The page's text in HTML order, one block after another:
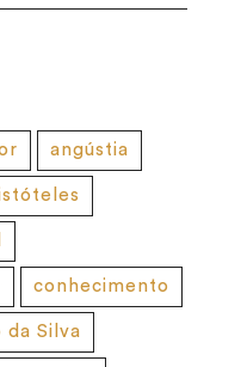
angústia
conhecimento
da Silva